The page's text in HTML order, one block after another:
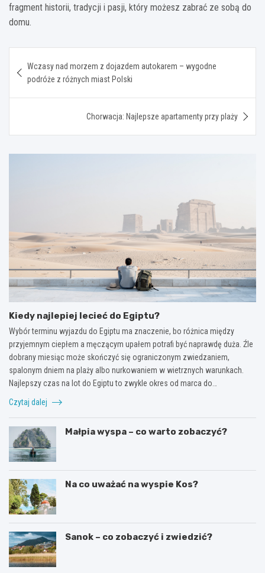
fragment historii, tradycji i pasji, który możesz zabrać ze sobą do
domu.
wpisu
Wczasy nad morzem z dojazdem autokarem – wygodne
podróże z różnych miast Polski
Chorwacja: Najlepsze apartamenty przy plaży
Kiedy najlepiej lecieć do Egiptu?
Wybór terminu wyjazdu do Egiptu ma znaczenie, bo różnica między
przyjemnym ciepłem a męczącym upałem potrafi być naprawdę duża. Źle
dobrany miesiąc może skończyć się ograniczonym zwiedzaniem,
spalonym dniem na plaży albo nurkowaniem w wietrznych warunkach.
Najlepszy czas na lot do Egiptu to zwykle okres od marca do…
Czytaj dalej
Małpia wyspa – co warto zobaczyć?
Na co uważać na wyspie Kos?
Sanok – co zobaczyć i zwiedzić?